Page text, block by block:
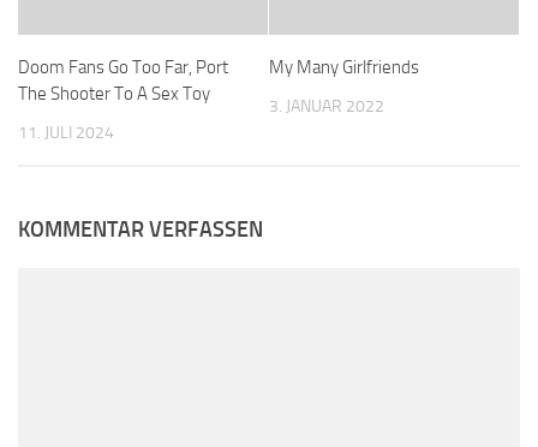
Doom Fans Go Too Far, Port
The Shooter To A Sex Toy
11. JULI 2024
My Many Girlfriends
3. JANUAR 2022
KOMMENTAR VERFASSEN